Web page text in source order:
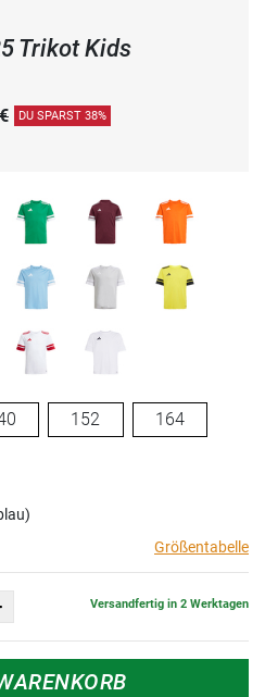
Trikot Kids
DU SPARST 38%
152 164
Größentabelle
Versandfertig in 2 Werktagen